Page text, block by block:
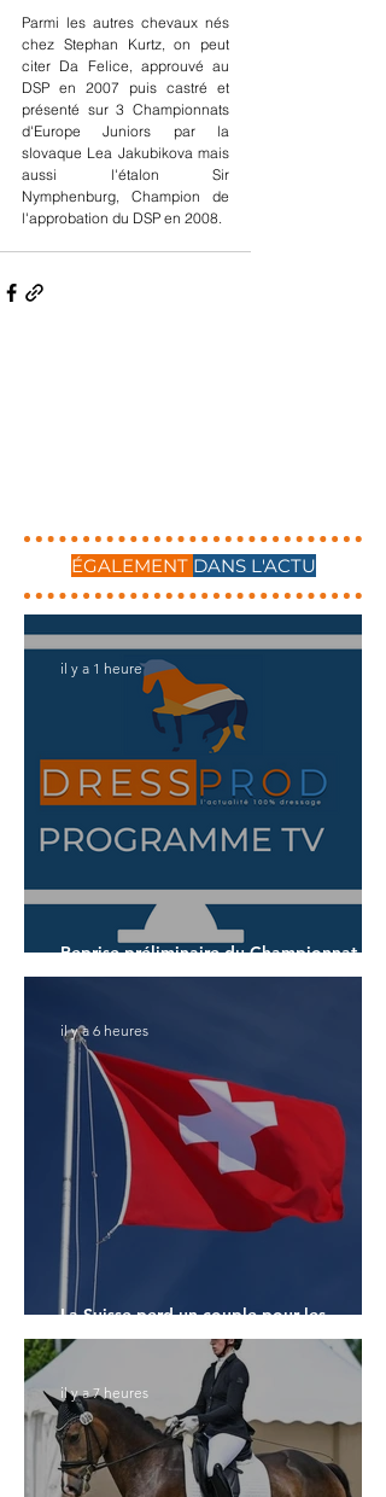
Parmi les autres chevaux nés
chez Stephan Kurtz, on peut
citer Da Felice, approuvé au
DSP en 2007 puis castré et
présenté sur 3 Championnats
d'Europe Juniors par la
slovaque Lea Jakubikova mais
aussi l'étalon Sir
Nymphenburg, Champion de
l'approbation du DSP en 2008.
ÉGALEMENT DANS L'ACTU
Reprise préliminaire du Championnat du
Monde des 7 ans
il y a 1 heure
La Suisse perd un couple pour les
Championnats du Monde
il y a 6 heures
il y a 7 heures